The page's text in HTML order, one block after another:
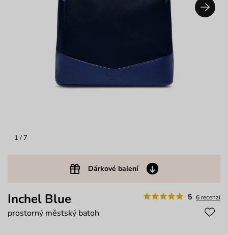
1 / 7
Dárkové balení
5 6 recenzí
Inchel Blue
prostorný městský batoh